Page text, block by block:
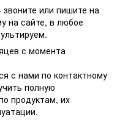
или пишите на
на сайте, в любое
с момента
с нами по контактному
полную
продуктам, их